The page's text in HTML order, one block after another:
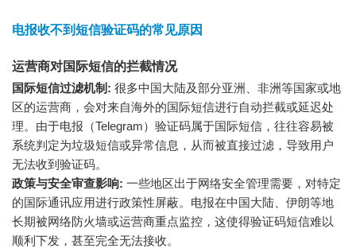
电报收不到短信验证码的常见原因
运营商对国际短信的拦截情况
国际短信过滤机制: 很多中国大陆及部分亚洲、非洲等国家或地
区的运营商，会对来自海外的国际短信进行自动拦截或延迟处
理。由于电报（Telegram）验证码属于国际短信，往往容易被
系统判定为垃圾短信或异常信息，从而被直接过滤，导致用户
无法收到验证码。
政策与安全审查影响: 一些地区出于网络安全管理需要，对特定
的国际通讯应用进行政策性屏蔽。电报在中国大陆、伊朗等地
长期被网络防火墙或运营商重点监控，这使得验证码短信难以
顺利下发，甚至完全无法接收。